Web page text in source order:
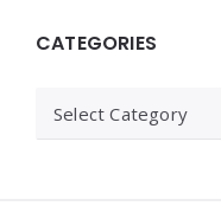
CATEGORIES